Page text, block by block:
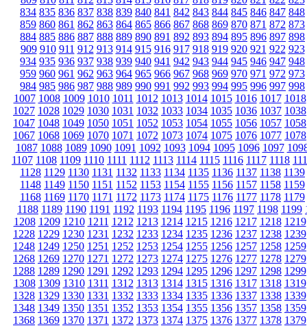
834 835 836 837 838 839 840 841 842 843 844 845 846 847 848
859 860 861 862 863 864 865 866 867 868 869 870 871 872 873
884 885 886 887 888 889 890 891 892 893 894 895 896 897 898
909 910 911 912 913 914 915 916 917 918 919 920 921 922 923
934 935 936 937 938 939 940 941 942 943 944 945 946 947 948
959 960 961 962 963 964 965 966 967 968 969 970 971 972 973
984 985 986 987 988 989 990 991 992 993 994 995 996 997 998
1007 1008 1009 1010 1011 1012 1013 1014 1015 1016 1017 1018
1027 1028 1029 1030 1031 1032 1033 1034 1035 1036 1037 1038
1047 1048 1049 1050 1051 1052 1053 1054 1055 1056 1057 1058
1067 1068 1069 1070 1071 1072 1073 1074 1075 1076 1077 1078
1087 1088 1089 1090 1091 1092 1093 1094 1095 1096 1097
1107 1108 1109 1110 1111 1112 1113 1114 1115 1116 1117 1118
1128 1129 1130 1131 1132 1133 1134 1135 1136 1137 1138 1139
1148 1149 1150 1151 1152 1153 1154 1155 1156 1157 1158 1159
1168 1169 1170 1171 1172 1173 1174 1175 1176 1177 1178 1179
1188 1189 1190 1191 1192 1193 1194 1195 1196 1197 1198 1199
1208 1209 1210 1211 1212 1213 1214 1215 1216 1217 1218 1219
1228 1229 1230 1231 1232 1233 1234 1235 1236 1237 1238 1239
1248 1249 1250 1251 1252 1253 1254 1255 1256 1257 1258 1259
1268 1269 1270 1271 1272 1273 1274 1275 1276 1277 1278 1279
1288 1289 1290 1291 1292 1293 1294 1295 1296 1297 1298 1299
1308 1309 1310 1311 1312 1313 1314 1315 1316 1317 1318 1319
1328 1329 1330 1331 1332 1333 1334 1335 1336 1337 1338 1339
1348 1349 1350 1351 1352 1353 1354 1355 1356 1357 1358 1359
1368 1369 1370 1371 1372 1373 1374 1375 1376 1377 1378 1379